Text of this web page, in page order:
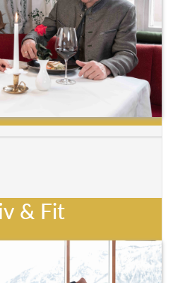
& Fit